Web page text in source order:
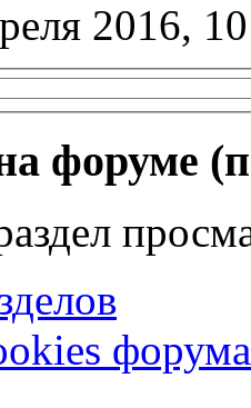
2016,
форуме
форума